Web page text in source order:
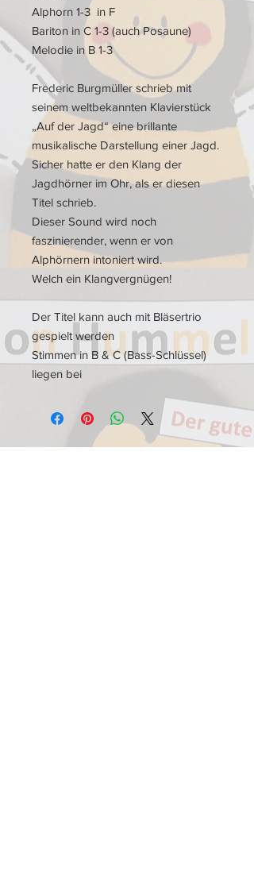
Alphorn 1-3 in F
Bariton in C 1-3 (auch Posaune)
Melodie in B 1-3
Frederic Burgmüller schrieb mit
seinem weltbekannten Klavierstück
„Auf der Jagd“ eine brillante
musikalische Darstellung einer Jagd.
Sicher hatte er den Klang der
Jagdhörner im Ohr, als er diesen
Titel schrieb.
Dieser Sound wird noch
faszinierender, wenn er von
Alphörnern intoniert wird.
Welch ein Klangvergnügen!
Der Titel kann auch mit Bläsertrio
gespielt werden
Stimmen in B & C (Bass-Schlüssel)
liegen bei